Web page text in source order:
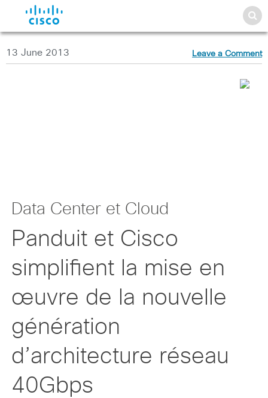
13 June 2013 Leave a Comment
Data Center et Cloud
Panduit et Cisco
simplifient la mise en
œuvre de la nouvelle
génération
d’architecture réseau
40Gbps